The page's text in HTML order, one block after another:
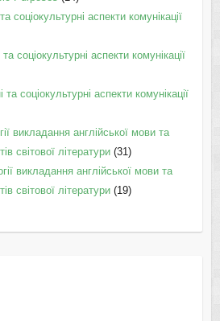
та соціокультурні аспекти комунікації
та соціокультурні аспекти комунікації
та соціокультурні аспекти комунікації
викладання англійської мови та
світової літератури(31)
викладання англійської мови та
світової літератури(19)